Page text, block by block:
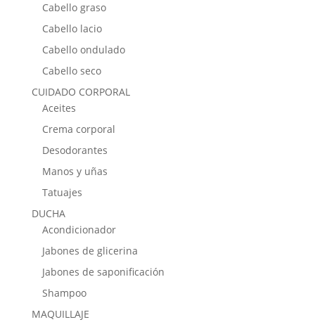
Cabello graso
Cabello lacio
Cabello ondulado
Cabello seco
CUIDADO CORPORAL
Aceites
Crema corporal
Desodorantes
Manos y uñas
Tatuajes
DUCHA
Acondicionador
Jabones de glicerina
Jabones de saponificación
Shampoo
MAQUILLAJE